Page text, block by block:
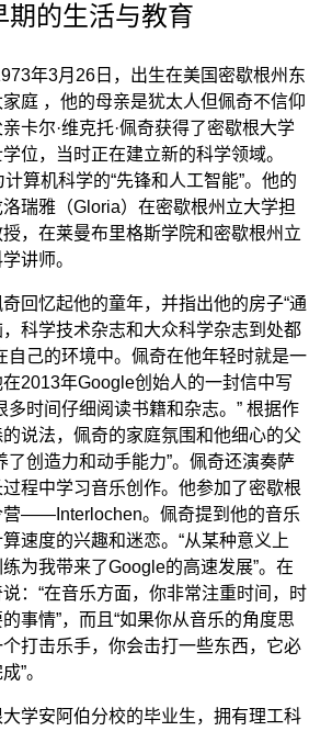
期的生活与教育
年3月26日，出生在美国密歇根州东
庭 ，他的母亲是犹太人但佩奇不信仰
卡尔·维克托·佩奇获得了密歇根大学
位，当时正在建立新的科学领域。
算机科学的“先锋和人工智能”。他的
瑞雅（Gloria）在密歇根州立大学担
，在莱曼布里格斯学院和密歇根州立
讲师。
回忆起他的童年，并指出他的房子“通
科学技术杂志和大众科学杂志到处都
自己的环境中。佩奇在他年轻时就是一
2013年Google创始人的一封信中写
多时间仔细阅读书籍和杂志。” 根据作
说法，佩奇的家庭氛围和他细心的父
了创造力和动手能力”。佩奇还演奏萨
程中学习音乐创作。他参加了密歇根
营——Interlochen。佩奇提到他的音乐
速度的兴趣和迷恋。“从某种意义上
为我带来了Google的高速发展”。在
：“在音乐方面，你非常注重时间，时
事情”，而且“如果你从音乐的角度思
打击乐手，你会击打一些东西，它必
”。
学安阿伯分校的毕业生，拥有理工科